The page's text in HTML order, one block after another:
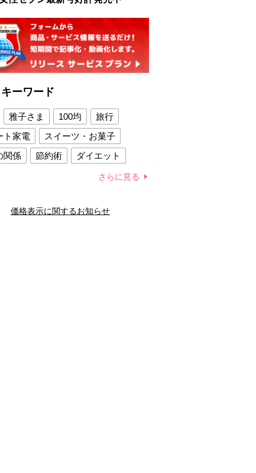
ーワード
雅子さま 100均
旅行
ト家電
スイーツ・お菓子
関係
節約術
ダイエット
関係
新津春子 どか食い
さらに見る
価格表示に関するお知らせ